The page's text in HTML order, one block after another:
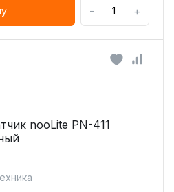
- +
nooLite PN-411